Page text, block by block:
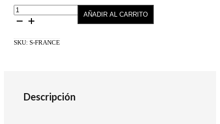
Pack
Semilac
Francesa
AÑADIR AL CARRITO
SKU: S-FRANCE
Descripción